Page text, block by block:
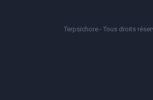
Terpsichore - Tous droits